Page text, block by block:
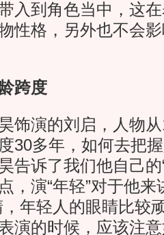
入到角色当中，这
性格，另外也不会
跨度
演的刘启，人物从
30多年，如何去把
告诉了我们他自己的
，演“年轻”对于他
年轻人的眼睛比较
演的时候，应该注